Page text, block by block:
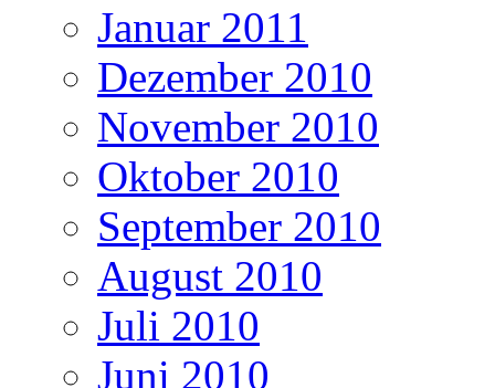
Januar 2011
Dezember 2010
November 2010
Oktober 2010
September 2010
August 2010
Juli 2010
Juni 2010